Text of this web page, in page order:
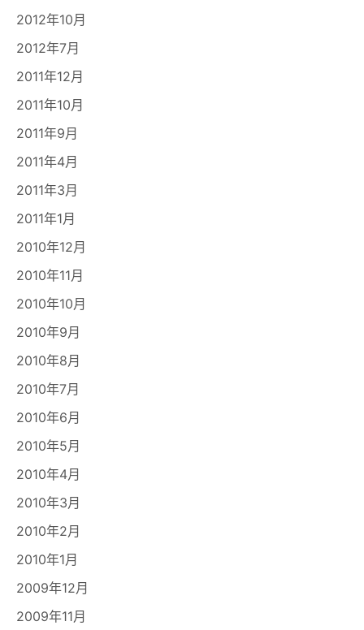
2012年10月
2012年7月
2011年12月
2011年10月
2011年9月
2011年4月
2011年3月
2011年1月
2010年12月
2010年11月
2010年10月
2010年9月
2010年8月
2010年7月
2010年6月
2010年5月
2010年4月
2010年3月
2010年2月
2010年1月
2009年12月
2009年11月